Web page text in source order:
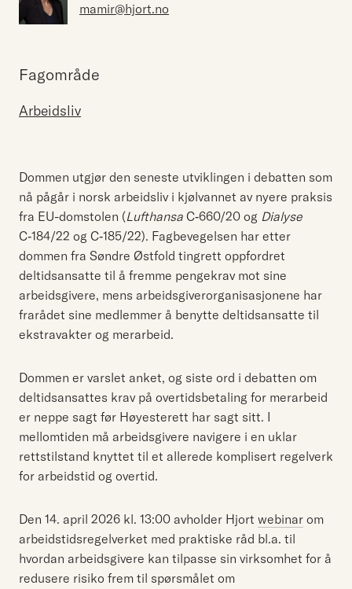
mamir@hjort.no
Fagområde
Arbeidsliv
Dommen utgjør den seneste utviklingen i debatten som
nå pågår i norsk arbeidsliv i kjølvannet av nyere praksis
fra EU-domstolen (Lufthansa C‑660/20 og Dialyse
C‑184/22 og C‑185/22). Fagbevegelsen har etter
dommen fra Søndre Østfold tingrett oppfordret
deltidsansatte til å fremme pengekrav mot sine
arbeidsgivere, mens arbeidsgiverorganisasjonene har
frarådet sine medlemmer å benytte deltidsansatte til
ekstravakter og merarbeid.
Dommen er varslet anket, og siste ord i debatten om
deltidsansattes krav på overtidsbetaling for merarbeid
er neppe sagt før Høyesterett har sagt sitt. I
mellomtiden må arbeidsgivere navigere i en uklar
rettstilstand knyttet til et allerede komplisert regelverk
for arbeidstid og overtid.
Den 14. april 2026 kl. 13:00 avholder Hjort webinar om
arbeidstidsregelverket med praktiske råd bl.a. til
hvordan arbeidsgivere kan tilpasse sin virksomhet for å
redusere risiko frem til spørsmålet om